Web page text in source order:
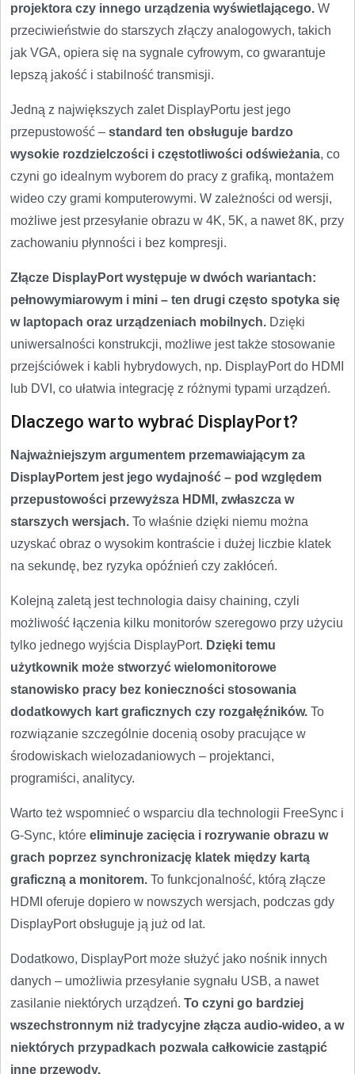
projektora czy innego urządzenia wyświetlającego. W
przeciwieństwie do starszych złączy analogowych, takich
jak VGA, opiera się na sygnale cyfrowym, co gwarantuje
lepszą jakość i stabilność transmisji.
Jedną z największych zalet DisplayPortu jest jego
przepustowość – standard ten obsługuje bardzo
wysokie rozdzielczości i częstotliwości odświeżania, co
czyni go idealnym wyborem do pracy z grafiką, montażem
wideo czy grami komputerowymi. W zależności od wersji,
możliwe jest przesyłanie obrazu w 4K, 5K, a nawet 8K, przy
zachowaniu płynności i bez kompresji.
Złącze DisplayPort występuje w dwóch wariantach:
pełnowymiarowym i mini – ten drugi często spotyka się
w laptopach oraz urządzeniach mobilnych. Dzięki
uniwersalności konstrukcji, możliwe jest także stosowanie
przejściówek i kabli hybrydowych, np. DisplayPort do HDMI
lub DVI, co ułatwia integrację z różnymi typami urządzeń.
Dlaczego warto wybrać DisplayPort?
Najważniejszym argumentem przemawiającym za
DisplayPortem jest jego wydajność – pod względem
przepustowości przewyższa HDMI, zwłaszcza w
starszych wersjach. To właśnie dzięki niemu można
uzyskać obraz o wysokim kontraście i dużej liczbie klatek
na sekundę, bez ryzyka opóźnień czy zakłóceń.
Kolejną zaletą jest technologia daisy chaining, czyli
możliwość łączenia kilku monitorów szeregowo przy użyciu
tylko jednego wyjścia DisplayPort. Dzięki temu
użytkownik może stworzyć wielomonitorowe
stanowisko pracy bez konieczności stosowania
dodatkowych kart graficznych czy rozgałęźników. To
rozwiązanie szczególnie docenią osoby pracujące w
środowiskach wielozadaniowych – projektanci,
programiści, analitycy.
Warto też wspomnieć o wsparciu dla technologii FreeSync i
G-Sync, które eliminuje zacięcia i rozrywanie obrazu w
grach poprzez synchronizację klatek między kartą
graficzną a monitorem. To funkcjonalność, którą złącze
HDMI oferuje dopiero w nowszych wersjach, podczas gdy
DisplayPort obsługuje ją już od lat.
Dodatkowo, DisplayPort może służyć jako nośnik innych
danych – umożliwia przesyłanie sygnału USB, a nawet
zasilanie niektórych urządzeń. To czyni go bardziej
wszechstronnym niż tradycyjne złącza audio-wideo, a w
niektórych przypadkach pozwala całkowicie zastąpić
inne przewody.